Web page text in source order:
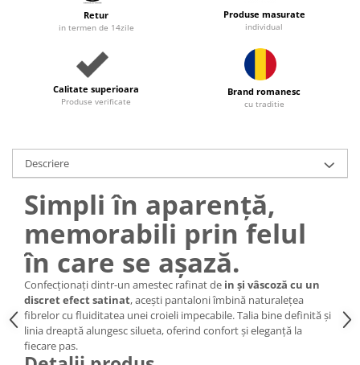
Retur
in termen de 14zile
Produse masurate
individual
Calitate superioara
Produse verificate
Brand romanesc
cu traditie
Descriere
Simpli în aparență,
memorabili prin felul
în care se așază.
Confecționați dintr-un amestec rafinat de in și vâscoză cu un
discret efect satinat, acești pantaloni îmbină naturalețea
fibrelor cu fluiditatea unei croieli impecabile. Talia bine definită și
linia dreaptă alungesc silueta, oferind confort și eleganță la
fiecare pas.